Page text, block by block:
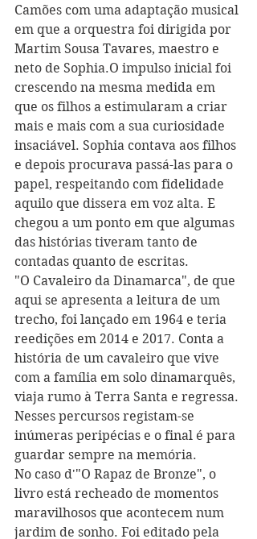
Camões com uma adaptação musical
em que a orquestra foi dirigida por
Martim Sousa Tavares, maestro e
neto de Sophia.O impulso inicial foi
crescendo na mesma medida em
que os filhos a estimularam a criar
mais e mais com a sua curiosidade
insaciável. Sophia contava aos filhos
e depois procurava passá-las para o
papel, respeitando com fidelidade
aquilo que dissera em voz alta. E
chegou a um ponto em que algumas
das histórias tiveram tanto de
contadas quanto de escritas.
"O Cavaleiro da Dinamarca", de que
aqui se apresenta a leitura de um
trecho, foi lançado em 1964 e teria
reedições em 2014 e 2017. Conta a
história de um cavaleiro que vive
com a família em solo dinamarquês,
viaja rumo à Terra Santa e regressa.
Nesses percursos registam-se
inúmeras peripécias e o final é para
guardar sempre na memória.
No caso d'"O Rapaz de Bronze", o
livro está recheado de momentos
maravilhosos que acontecem num
jardim de sonho. Foi editado pela